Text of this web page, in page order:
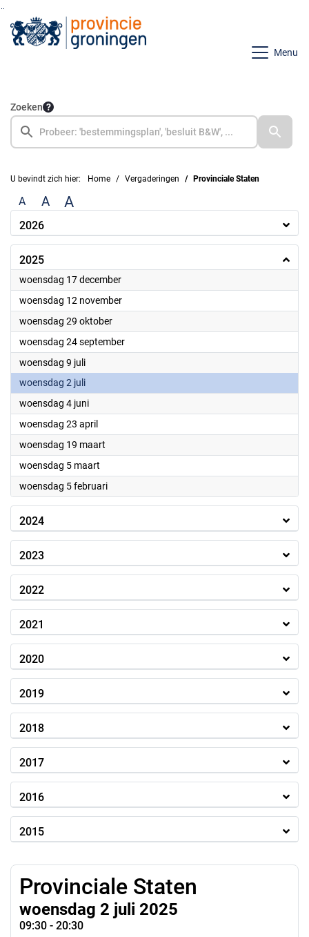
Ga naar de inhoud van deze pagina
Ga naar het zoeken
Ga naar het menu
Menu
Zoeken
U bevindt zich hier: Home Vergaderingen Provinciale Staten
A A A
2026
2025
woensdag 17 december2025
woensdag 12 november2025
woensdag 29 oktober2025
woensdag 24 september2025
woensdag 9 juli2025
woensdag 2 juli2025
woensdag 4 juni2025
woensdag 23 april2025
woensdag 19 maart
woensdag 5 maart
woensdag 5 februari2025
2024
2023
2022
2021
2020
2019
2018
2017
2016
2015
Provinciale Staten
woensdag 2 juli 2025
09:30 - 20:30